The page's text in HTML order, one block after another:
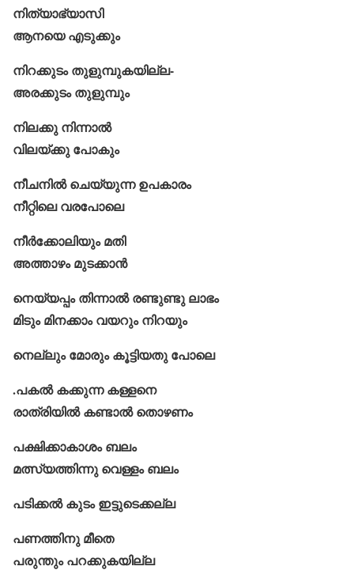
നിത്യാഭ്യാസി
ആനയെ എടുക്കും
നിറക്കുടം തുളുമ്പുകയില്ല-
അരക്കുടം തുളുമ്പും
നിലക്കു നിന്നാല്‍
വിലയ്ക്കു പോകും
നീചനിൽ ചെയ്യുന്ന ഉപകാരം
നീറ്റിലെ വരപോലെ
നീര്‍ക്കോലിയും മതി
അത്താഴം മുടക്കാൻ
നെയ്യപ്പം തിന്നാൽ രണ്ടുണ്ടു ലാഭം
മിടും മിനക്കാം വയറും നിറയും
നെല്ലും മോരും കൂട്ടിയതു പോലെ
.പകൽ കക്കുന്ന കള്ളനെ
രാത്രിയിൽ കണ്ടാൽ തൊഴണം
പക്ഷിക്കാകാശം ബലം
മത്സ്യത്തിന്നു വെള്ളം ബലം
പടിക്കൽ കുടം ഇട്ടുടെക്കല്ല
പണത്തിനു മീതെ
പരുന്തും പറക്കുകയില്ല